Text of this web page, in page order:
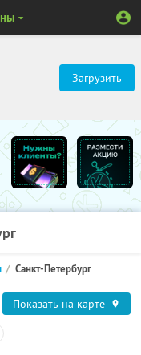
Загрузить
Санкт-Петербург
Показать на карте